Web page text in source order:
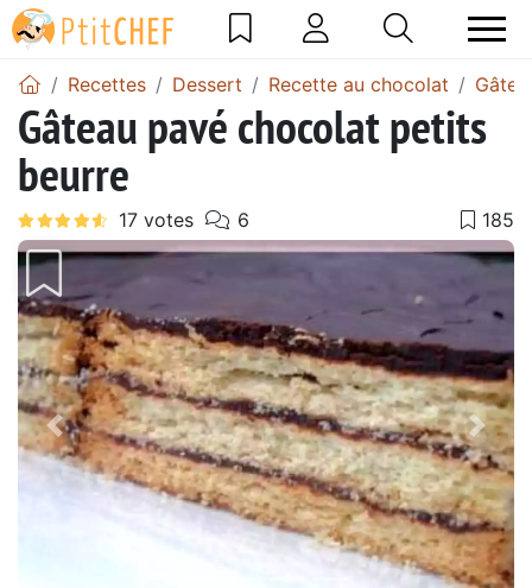
Recettes Dessert Recette au chocolat
Gâteau pavé chocolat petits
beurre
Précédent